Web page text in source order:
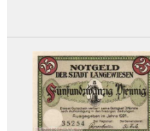
Lötzen
Lübbecke
Lübeck
Lübtheen
Lübz